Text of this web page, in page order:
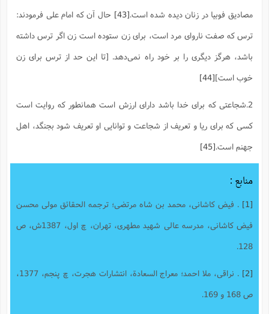
مصادیق فوبیا در زنان دیده شده است.[43]
حال آن که امام علی فرمودند:
ترس که صفت ناروای مرد است، برای زن ستوده است زن اگر ترس داشته
باشد، هرگز دیگری را بر خود راه نمی‌دهد. [تا این حد از ترس برای زن
خوب است][44]
2.شجاعتی که برای خدا باشد دارای ارزش است همانطور که روایت است
کسی که برای ریا و تعریف از شجاعت و توانایی او تعریف شود بجنگد، اهل
جهنم است.[45]
منابع :
. فیض کاشانى، محمد بن شاه مرتضى؛ ترجمه الحقائق مولى محسن
فیض کاشانى، مدرسه عالى شهید مطهرى، تهران، چ اول، 1387ش، ص
128.
. نراقى، ملا احمد؛ معراج السعادة، انتشارات هجرت، چ پنجم، 1377،
‌ص 168 و 169.